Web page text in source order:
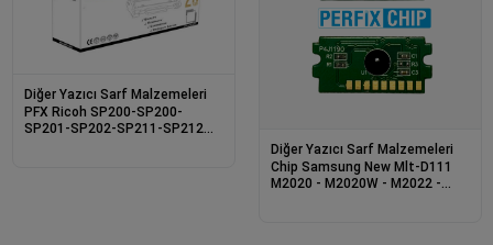
Diğer Yazıcı Sarf Malzemeleri
PFX Ricoh SP200-SP200-
SP201-SP202-SP211-SP212
Diğer Yazıcı Sarf Malzemeleri
Chip Samsung New Mlt-D111
M2020 - M2020W - M2022 -